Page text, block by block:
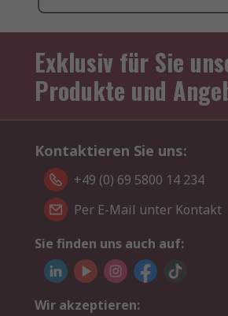
Exklusiv für Sie
Produkte und
Kontaktieren Sie uns:
+49 (0) 69 5800 14 234
Per E-Mail unter Kontakt
Sie finden uns auch auf:
Wir akzeptieren: